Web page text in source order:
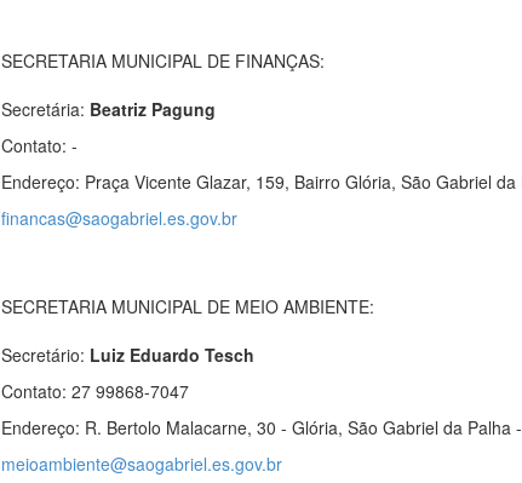
SECRETARIA MUNICIPAL DE FINANÇAS:
Secretária: Beatriz Pagung
Contato: -
Endereço: Praça Vicente Glazar, 159, Bairro Glória, São Gabriel
financas@saogabriel.es.gov.br
SECRETARIA MUNICIPAL DE MEIO AMBIENTE:
Secretário: Luiz Eduardo Tesch
Contato: 27 99868-7047
Endereço: R. Bertolo Malacarne, 30 - Glória, São Gabriel da Palha
meioambiente@saogabriel.es.gov.br